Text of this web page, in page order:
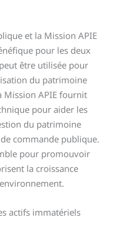
et la Mission APIE
pour les deux
être utilisée pour
du patrimoine
Mission APIE fournit
pour aider les
du patrimoine
commande publique.
pour promouvoir
la croissance
actifs immatériels